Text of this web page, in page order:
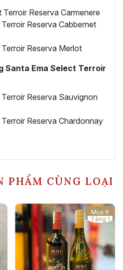
Reserva Carmenere
Reserva Cabbernet
Reserva Merlot
Santa Ema Select Terroir
Reserva Sauvignon
Reserva Chardonnay
PHẨM CÙNG LOẠI
Mua 6
Tặng 1